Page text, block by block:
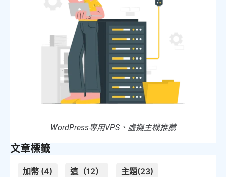
WordPress專用VPS、虛擬主機推薦
文章標籤
加幣 (4) 這（12） 主題(23)